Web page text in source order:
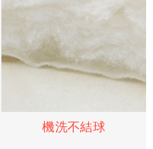
機洗不結球